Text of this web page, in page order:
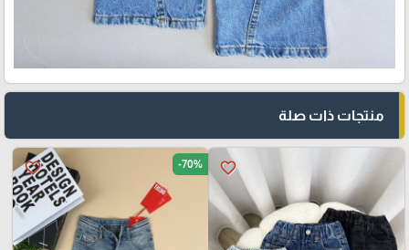
منتجات ذات صلة
favorite_border
favorite_border -70%